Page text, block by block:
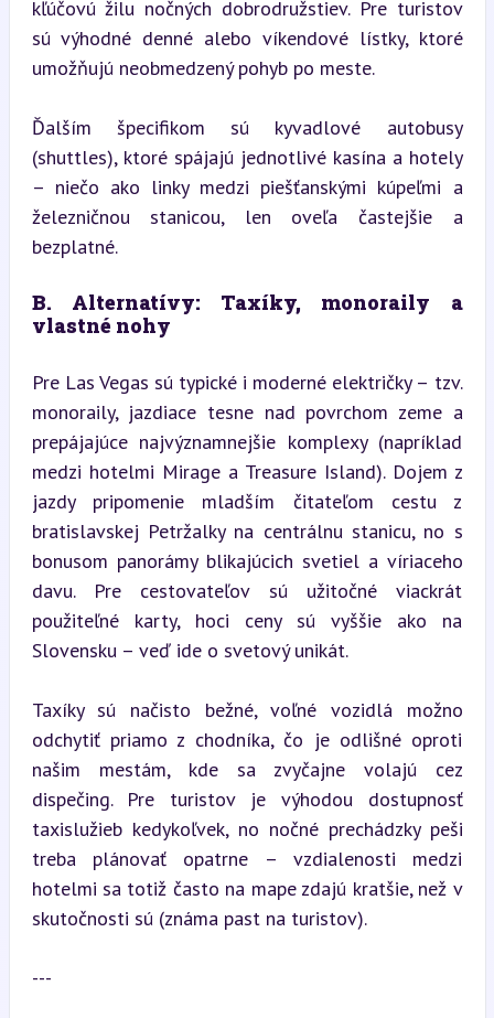
kľúčovú žilu nočných dobrodružstiev. Pre turistov
sú výhodné denné alebo víkendové lístky, ktoré
umožňujú neobmedzený pohyb po meste.
Ďalším špecifikom sú kyvadlové autobusy
(shuttles), ktoré spájajú jednotlivé kasína a hotely
– niečo ako linky medzi piešťanskými kúpeľmi a
železničnou stanicou, len oveľa častejšie a
bezplatné.
B. Alternatívy: Taxíky, monoraily a
vlastné nohy
Pre Las Vegas sú typické i moderné električky – tzv.
monoraily, jazdiace tesne nad povrchom zeme a
prepájajúce najvýznamnejšie komplexy (napríklad
medzi hotelmi Mirage a Treasure Island). Dojem z
jazdy pripomenie mladším čitateľom cestu z
bratislavskej Petržalky na centrálnu stanicu, no s
bonusom panorámy blikajúcich svetiel a víriaceho
davu. Pre cestovateľov sú užitočné viackrát
použiteľné karty, hoci ceny sú vyššie ako na
Slovensku – veď ide o svetový unikát.
Taxíky sú načisto bežné, voľné vozidlá možno
odchytiť priamo z chodníka, čo je odlišné oproti
našim mestám, kde sa zvyčajne volajú cez
dispečing. Pre turistov je výhodou dostupnosť
taxislužieb kedykoľvek, no nočné prechádzky peši
treba plánovať opatrne – vzdialenosti medzi
hotelmi sa totiž často na mape zdajú kratšie, než v
skutočnosti sú (známa past na turistov).
---